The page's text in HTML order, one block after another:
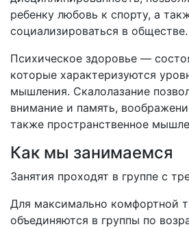
ребенку любовь к спорту, а
социализироваться в обществе.
Психическое здоровье —
которые характеризуются
мышления. Скалолазание
внимание и память,
также пространственное
Как мы занимаемся
Занятия проходят в группе с
Для максимально комфортной
объединяются в группы по